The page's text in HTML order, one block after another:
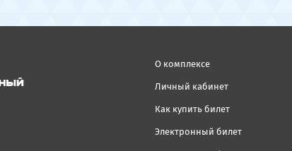
О комплексе
Личный кабинет
Как купить билет
Электронный билет